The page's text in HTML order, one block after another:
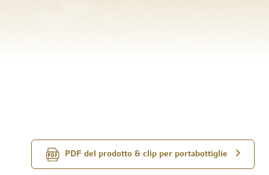
PDF del prodotto & clip per portabottiglie